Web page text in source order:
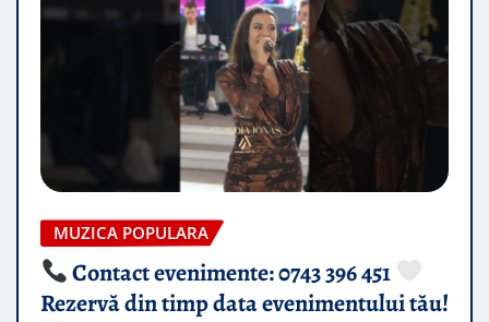
MUZICA POPULARA
Contact evenimente: 0743 396 451
Rezervă din timp data evenimentului tău!